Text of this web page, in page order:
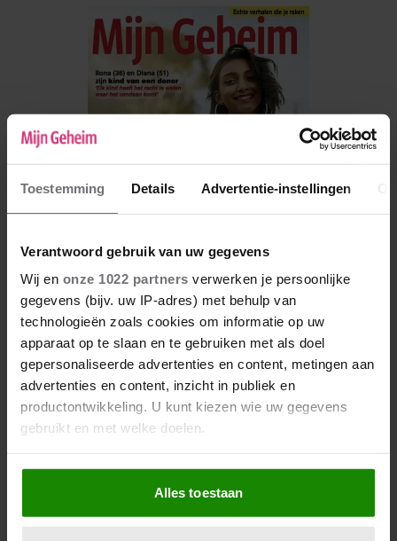
Toestemming Details Advertentie-instellingen
Verantwoord gebruik van uw gegevens
Wij en onze 1022 partners verwerken je persoonlijke
gegevens (bijv. uw IP-adres) met behulp van
technologieën zoals cookies om informatie op uw
apparaat op te slaan en te gebruiken met als doel
gepersonaliseerde advertenties en content, metingen aan
advertenties en content, inzicht in publiek en
productontwikkeling. U kunt kiezen wie uw gegevens
gebruikt en met welke doelen.
Als u het toestaat, willen we ook graag:
Informatie verzamelen over uw geografische locatie,
die tot een paar meter nauwkeurig kan zijn
Alles toestaan
De nieuwe Mijn Geheim ligt nu in de winkel
Abonneren
Digitaal lezen
Los kopen